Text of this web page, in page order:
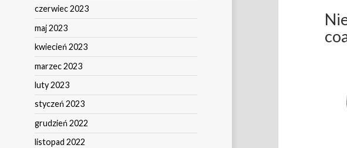
czerwiec 2023
maj 2023
kwiecień 2023
marzec 2023
luty 2023
styczeń 2023
grudzień 2022
listopad 2022